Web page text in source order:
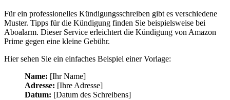
Für ein professionelles Kündigungsschreiben gibt es verschiedene
Muster. Tipps für die Kündigung finden Sie beispielsweise bei
Aboalarm. Dieser Service erleichtert die Kündigung von Amazon
Prime gegen eine kleine Gebühr.
Hier sehen Sie ein einfaches Beispiel einer Vorlage:
Name: [Ihr Name]
Adresse: [Ihre Adresse]
Datum: [Datum des Schreibens]